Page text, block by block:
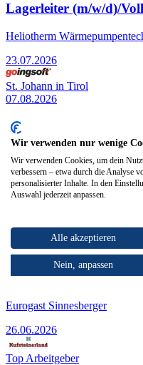
Lagerleiter (m/w/d)/
Heliotherm
23.07.2026
St. Johann in Tirol
07.08.2026
Mitarbeiter
Kundenbetreuung (m/
goingsoft GmbH
07.08.2026
Kirchdorf in Tirol
26.06.2026
Tiefkühl-Staplerfahrer/
Eurogast Sinnesberger
26.06.2026
Top Arbeitgeber
Wir verwenden nur wenige
Wir verwenden Cookies, um dein
verbessern – etwa durch die Analyse
personalisierter Inhalte. In den
Auswahl jederzeit anpassen.
Alle akzeptieren
Nein, anpassen